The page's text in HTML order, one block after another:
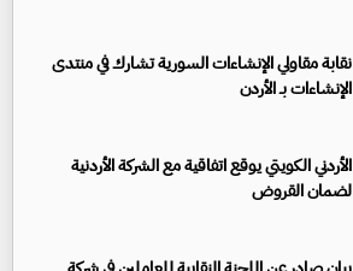
نقابة مقاولي الإنشاءات السورية تشارك في منتدى
الإنشاءات بـ الأردن
الأردني الكويتي يوقع اتفاقية مع الشركة الأردنية
لضمان القروض